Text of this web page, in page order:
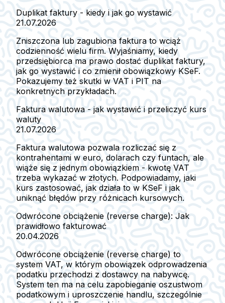
Duplikat faktury - kiedy i jak go wystawić
21.07.2026
Zniszczona lub zagubiona faktura to wciąż
codzienność wielu firm. Wyjaśniamy, kiedy
przedsiębiorca ma prawo dostać duplikat faktury,
jak go wystawić i co zmienił obowiązkowy KSeF.
Pokazujemy też skutki w VAT i PIT na
konkretnych przykładach.
Faktura walutowa - jak wystawić i przeliczyć kurs
waluty
21.07.2026
Faktura walutowa pozwala rozliczać się z
kontrahentami w euro, dolarach czy funtach, ale
wiąże się z jednym obowiązkiem - kwotę VAT
trzeba wykazać w złotych. Podpowiadamy, jaki
kurs zastosować, jak działa to w KSeF i jak
uniknąć błędów przy różnicach kursowych.
Odwrócone obciążenie (reverse charge): Jak
prawidłowo fakturować
20.04.2026
Odwrócone obciążenie (reverse charge) to
system VAT, w którym obowiązek odprowadzenia
podatku przechodzi z dostawcy na nabywcę.
System ten ma na celu zapobieganie oszustwom
podatkowym i uproszczenie handlu, szczególnie